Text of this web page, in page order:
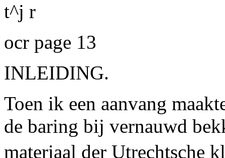
t^j r
ocr page 13
INLEIDING.
Toen ik een aanvang
de baring bij vernauwd
materiaal der Utrechtsche